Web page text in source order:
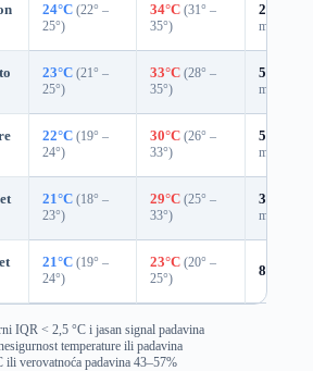
24°C (22° –
25°)
34°C (31° –
35°)
27%
mm)
23°C (21° –
25°)
33°C (28° –
35°)
51%
mm)
22°C (19° –
24°)
30°C (26° –
33°)
55%
mm)
21°C (18° –
23°)
29°C (25° –
33°)
39%
mm)
21°C (19° –
24°)
23°C (20° –
25°)
8%
IQR < 2,5 °C i jasan signal padavina
temperature ili padavina
verovatnoća padavina 43–57%